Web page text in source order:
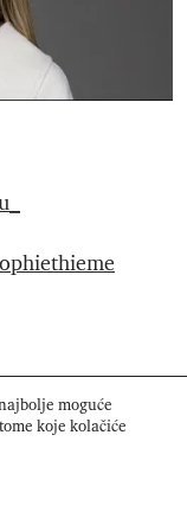
with
moguće
koje kolačiće